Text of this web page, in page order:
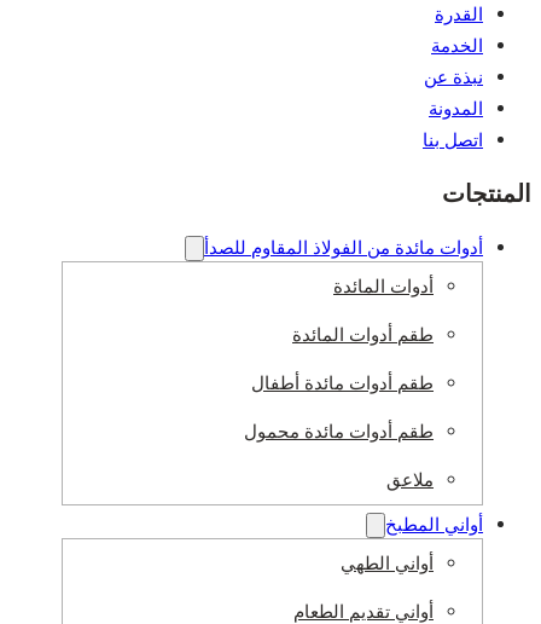
القدرة
الخدمة
نبذة عن
المدونة
اتصل بنا
أدوات مائدة من الفولاذ المقاوم للصدأ
أدوات المائدة
طقم أدوات المائدة
طقم أدوات مائدة أطفال
طقم أدوات مائدة محمول
ملاعق
أواني المطبخ
أواني الطهي
أواني تقديم الطعام